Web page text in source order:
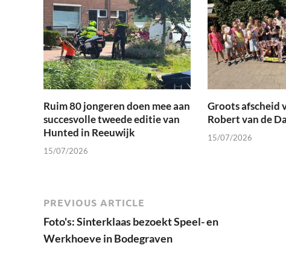
Ruim 80 jongeren doen mee aan
succesvolle tweede editie van
Hunted in Reeuwijk
15/07/2026
Groots afscheid
Robert van de
15/07/2026
PREVIOUS ARTICLE
Foto's: Sinterklaas bezoekt Speel- en
Werkhoeve in Bodegraven